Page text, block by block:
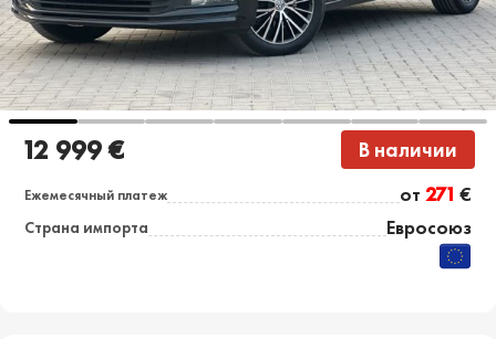
12 999 € В наличии
Ежемесячный платеж от 271 €
Страна импорта Евросоюз